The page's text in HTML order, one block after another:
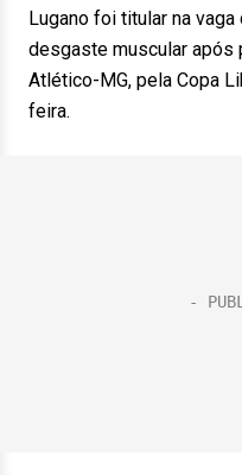
Lugano foi titular na
desgaste muscular após
Atlético-MG, pela Copa
feira.